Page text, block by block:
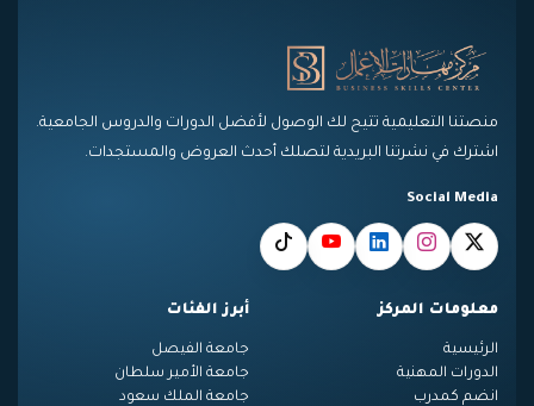
منصتنا التعليمية تتيح لك الوصول لأفضل الدورات والدروس الجامعية.
اشترك في نشرتنا البريدية لتصلك أحدث العروض والمستجدات.
Social Media
معلومات المركز
الرئيسية
الدورات المهنية
انضم كمدرب
أبرز الفئات
جامعة الفيصل
جامعة الأمير سلطان
جامعة الملك سعود